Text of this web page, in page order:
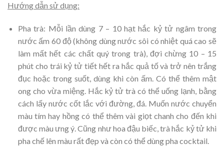
Hướng dẫn sử dụng:
Pha trà: Mỗi lần dùng 7 – 10 hạt hắc kỷ tử ngâm trong
nước ấm 60 độ (không dùng nước sôi có nhiệt quá cao sẽ
làm mất hết các chất quý trong trà), đợi chừng 10 – 15
phút cho trái kỷ tử tiết hết ra hắc quả tố và trở nên trắng
đục hoặc trong suốt, dùng khi còn ấm. Có thể thêm mật
ong cho vừa miệng. Hắc kỷ tử trà có thể uống lạnh, bằng
cách lấy nước cốt lắc với đường, đá. Muốn nước chuyển
màu tím hay hồng có thể thêm vài giọt chanh cho đến khi
được màu ưng ý. Cũng như hoa đậu biếc, trà hắc kỷ tử khi
pha chế lên màu rất đẹp và còn có thể dùng pha cocktail.